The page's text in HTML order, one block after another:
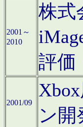
2001～
2010
株式
評価
2001/09
ン